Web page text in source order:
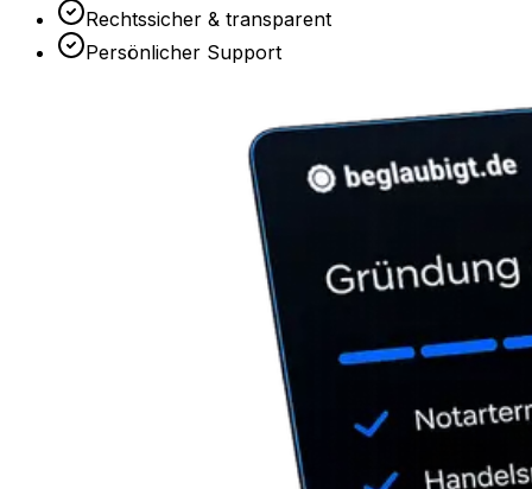
Rechtssicher & transparent
Persönlicher Support